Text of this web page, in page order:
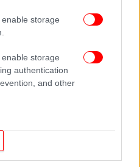
storage
storage
authentication
and other